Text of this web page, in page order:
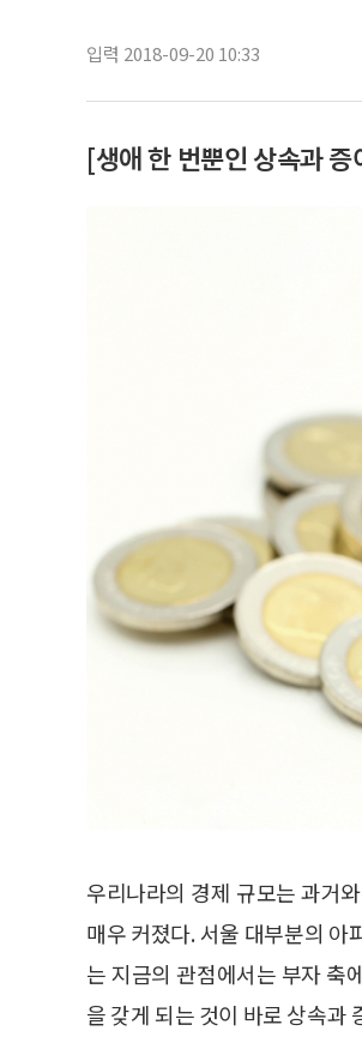
입력 2018-09-20 10:33
[생애 한 번뿐인 상속과
우리나라의 경제 규모는 과거
매우 커졌다. 서울 대부분의
는 지금의 관점에서는 부자 축
을 갖게 되는 것이 바로 상속과